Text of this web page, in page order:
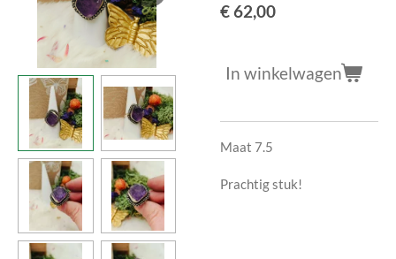
€ 62,00
In winkelwagen
Maat 7.5
Prachtig stuk!